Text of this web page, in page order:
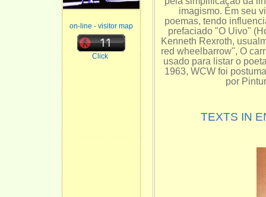
on-line - visitor map
Click
imagismo. Em seu
poemas, tendo
prefaciado "O Uivo"
Kenneth Rexroth,
red wheelbarrow", O
usado para listar o
1963, WCW foi
por
TEXTS IN